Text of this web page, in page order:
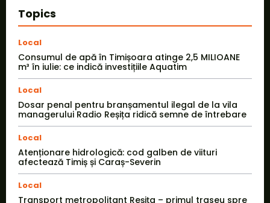
Topics
Local
Consumul de apă în Timișoara atinge 2,5 MILIOANE
m³ în iulie: ce indică investițiile Aquatim
Local
Dosar penal pentru branșamentul ilegal de la vila
managerului Radio Reșița ridică semne de întrebare
Local
Atenționare hidrologică: cod galben de viituri
afectează Timiș și Caraș-Severin
Local
Transport metropolitant Reșița – primul traseu spre